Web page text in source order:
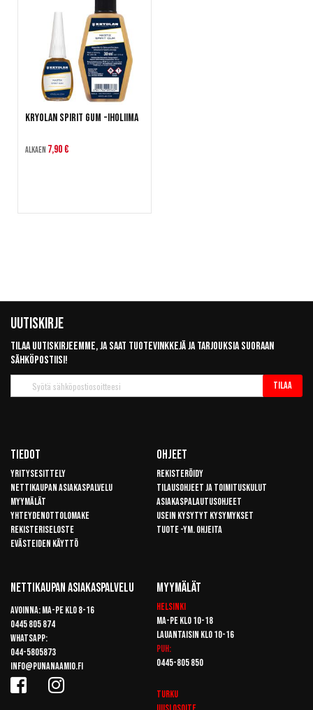
Kryolan Spirit Gum -iholiima
Alkaen 7,90 €
Uutiskirje
Tilaa uutiskirjeemme, ja saat tuotevinkkejä ja tarjouksia suoraan
sähköpostiisi!
uutiskirje
Tilaa
Tiedot
Yritysesittely
Nettikaupan asiakaspalvelu
Myymälät
Yhteydenottolomake
Rekisteriseloste
Evästeiden käyttö
Ohjeet
Rekisteröidy
Tilausohjeet ja toimituskulut
Asiakaspalautusohjeet
Usein kysytyt kysymykset
Tuote -ym. ohjeita
Nettikaupan Asiakaspalvelu
Avoinna: Ma-pe klo 8-16
0445 805 874
Whatsapp:
044-5805873
info@punanaamio.fi
Myymälät
Helsinki
Ma-pe klo 10-18
Lauantaisin klo 10-16
Puh:
0445-805 850
Turku